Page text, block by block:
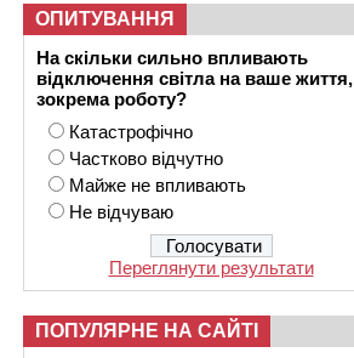
ОПИТУВАННЯ
На скільки сильно впливають
відключення світла на ваше життя,
зокрема роботу?
Катастрофічно
Частково відчутно
Майже не впливають
Не відчуваю
Переглянути результати
ПОПУЛЯРНЕ НА САЙТІ